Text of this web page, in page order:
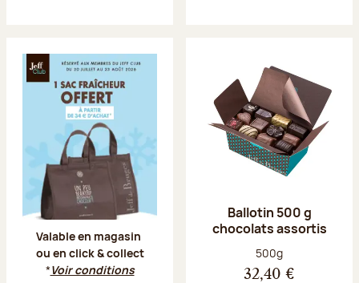
Valable en magasin
ou en click & collect
*Voir conditions
Ballotin 500 g
chocolats assortis
Poids net :
500g
32,40 €